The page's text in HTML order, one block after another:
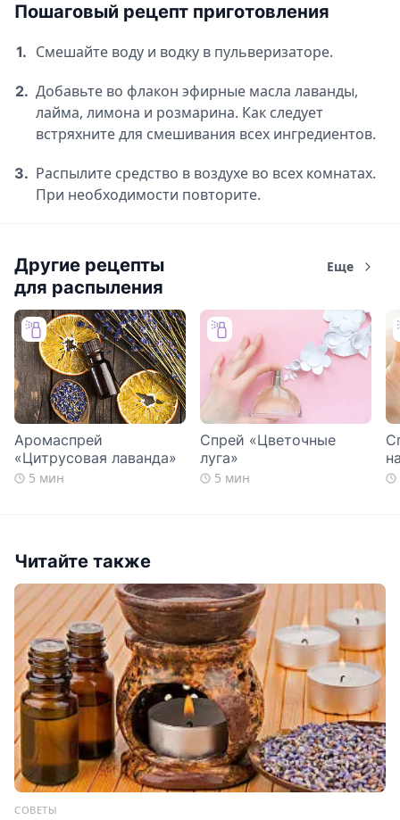
Пошаговый рецепт приготовления
1. Смешайте воду и водку в пульверизаторе.
2. Добавьте во флакон эфирные масла лаванды,
лайма, лимона и розмарина. Как следует
встряхните для смешивания всех ингредиентов.
3. Распылите средство в воздухе во всех комнатах.
При необходимости повторите.
Другие рецепты
для распыления
Еще
Аромаспрей
«Цитрусовая лаванда»
5 мин
Спрей «Цветочные
луга»
5 мин
Читайте также
СОВЕТЫ